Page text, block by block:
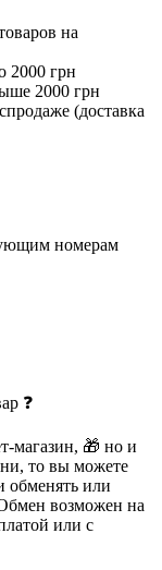
на
2000 грн
2000 грн
(доставка
номерам
❓
магазин, 🎁 но и
то вы можете
обменять или
возможен на
или с